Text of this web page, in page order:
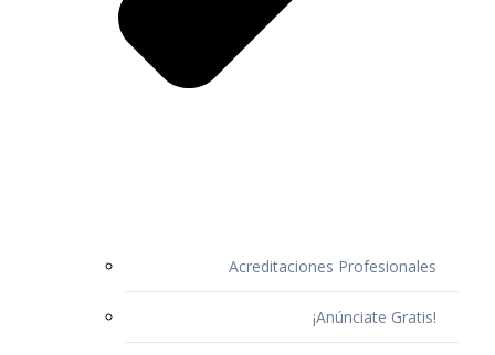
Acreditaciones Profesionales
¡Anúnciate Gratis!